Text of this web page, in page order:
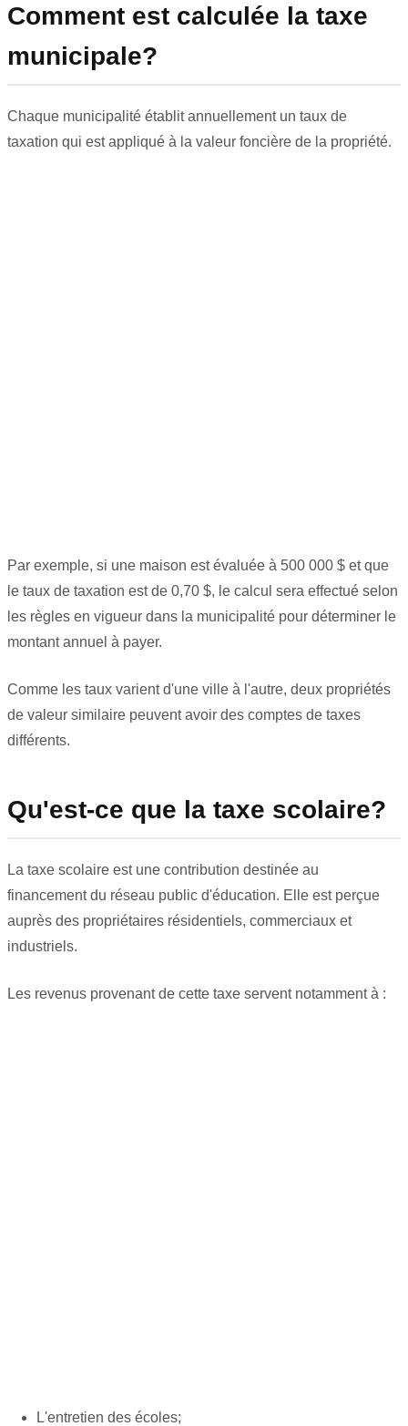
Comment est calculée la taxe
municipale?
Chaque municipalité établit annuellement un taux de
taxation qui est appliqué à la valeur foncière de la propriété.
Par exemple, si une maison est évaluée à 500 000 $ et que
le taux de taxation est de 0,70 $, le calcul sera effectué selon
les règles en vigueur dans la municipalité pour déterminer le
montant annuel à payer.
Comme les taux varient d'une ville à l'autre, deux propriétés
de valeur similaire peuvent avoir des comptes de taxes
différents.
Qu'est-ce que la taxe scolaire?
La taxe scolaire est une contribution destinée au
financement du réseau public d'éducation. Elle est perçue
auprès des propriétaires résidentiels, commerciaux et
industriels.
Les revenus provenant de cette taxe servent notamment à :
L'entretien des écoles;